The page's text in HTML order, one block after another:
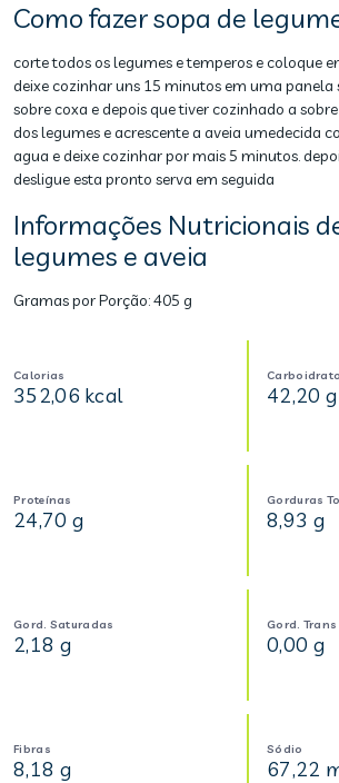
Como fazer sopa de
corte todos os legumes e temperos e coloque
deixe cozinhar uns 15 minutos em uma panela
sobre coxa e depois que tiver cozinhado a
dos legumes e acrescente a aveia umedecida
agua e deixe cozinhar por mais 5 minutos.
desligue esta pronto serva em seguida
Informações Nutricionais
legumes e aveia
Gramas por Porção:405 g
Calorias
352,06 kcal 42,20 g
Proteínas
24,70 g
Gorduras
8,93 g
Gord. Saturadas
2,18 g
Gord. Trans
0,00 g
Fibras
8,18 g
Sódio
67,22